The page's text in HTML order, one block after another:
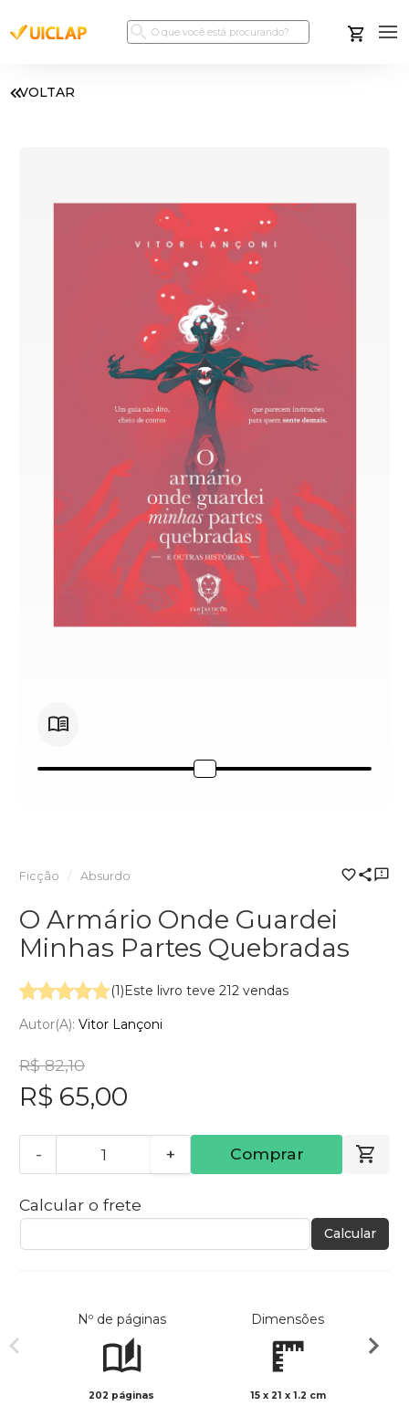
VOLTAR
Ficção Absurdo
O Armário Onde Guardei
Minhas Partes Quebradas
(1)Este livro teve 212 vendas
Autor(a): Vitor Lançoni
R$ 82,10
R$ 65,00
- + Comprar
Calcular o frete
Calcular
Nº de páginas
202 páginas
Dimensões
15 x 21 x 1.2 cm